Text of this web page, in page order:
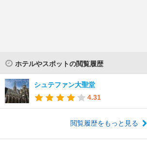
ホテルやスポットの閲覧履歴
シュテファン大聖堂
4.31
閲覧履歴をもっと見る